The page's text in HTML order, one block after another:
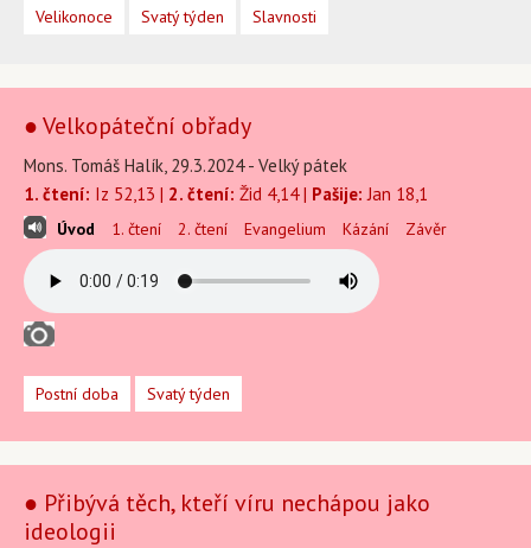
Velikonoce Svatý týden Slavnosti
● Velkopáteční obřady
Mons. Tomáš Halík, 29.3.2024 - Velký pátek
1. čtení: Iz 52,13 | 2. čtení: Žid 4,14 | Pašije: Jan 18,1
Úvod 1. čtení 2. čtení Evangelium Kázání Závěr
Postní doba Svatý týden
● Přibývá těch, kteří víru nechápou jako
ideologii